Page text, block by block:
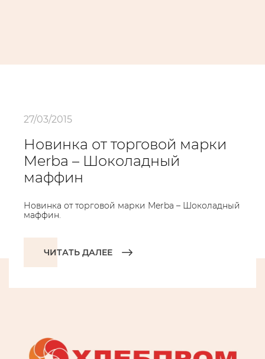
27/03/2015
Новинка от торговой марки
Merba – Шоколадный
маффин
Новинка от торговой марки Merba – Шоколадный
маффин.
ЧИТАТЬ ДАЛЕЕ